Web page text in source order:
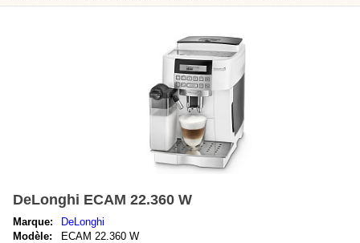
DeLonghi ECAM 22.360 W
Marque:
DeLonghi
Modèle:
ECAM 22.360 W